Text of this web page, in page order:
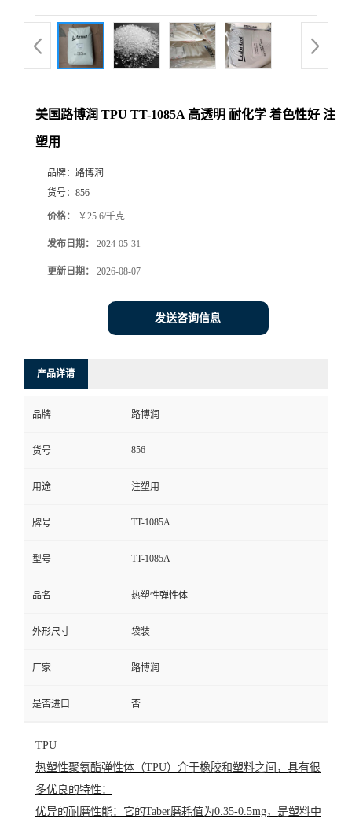
美国路博润 TPU TT-1085A 高透明 耐化学 着色性好 注
塑用
品牌： 路博润
货号： 856
价格： ￥25.6/千克
发布日期： 2024-05-31
更新日期： 2026-08-07
发送咨询信息
产品详请
品牌 路博润
货号 856
用途 注塑用
牌号 TT-1085A
型号 TT-1085A
品名 热塑性弹性体
外形尺寸 袋装
厂家 路博润
是否进口 否
TPU
热塑性聚氨酯弹性体（TPU）介于橡胶和塑料之间，具有很
多优良的特性：
优异的耐磨性能：它的Taber磨耗值为0.35-0.5mg，是塑料中